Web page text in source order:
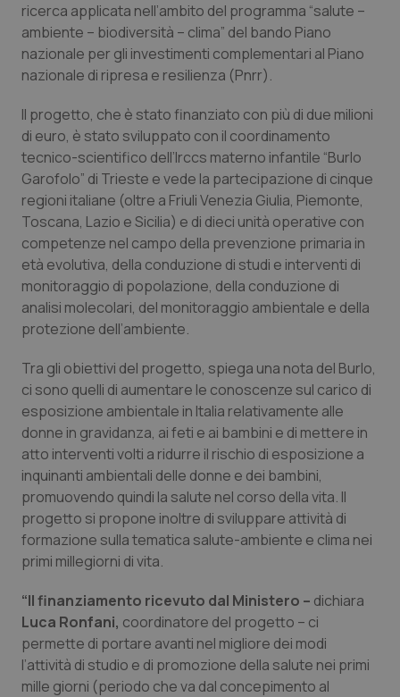
Emilia-Romagna
Friuli Venezia Giulia
Lazio
Liguria
Lombardia
Marche
Molise
Provincia Autonoma di Bolzano
Provincia Autonoma di Trento
Puglia
Sardegna
Toscana
Umbria
Colesterolo & coronaropatie
Dermatite Atopica
Diabete & glucometri
Disturbi dell’umore
Dolore
Donna & Salute
Epatiti
Infezioni & Febbre
Ipertensione & Scompenso
Malattie rare
Malattia di Crohn & Rettocolite Ulcerosa
Obesità
Oftalmologia
ricerca applicata nell’ambito del programma “salute –
ambiente – biodiversità – clima” del bando Piano
nazionale per gli investimenti complementari al Piano
nazionale di ripresa e resilienza (Pnrr).
Il progetto, che è stato finanziato con più di due milioni
di euro, è stato sviluppato con il coordinamento
tecnico-scientifico dell’Irccs materno infantile “Burlo
Garofolo” di Trieste e vede la partecipazione di cinque
regioni italiane (oltre a Friuli Venezia Giulia, Piemonte,
Toscana, Lazio e Sicilia) e di dieci unità operative con
competenze nel campo della prevenzione primaria in
età evolutiva, della conduzione di studi e interventi di
monitoraggio di popolazione, della conduzione di
analisi molecolari, del monitoraggio ambientale e della
protezione dell’ambiente.
Tra gli obiettivi del progetto, spiega una nota del Burlo,
ci sono quelli di aumentare le conoscenze sul carico di
esposizione ambientale in Italia relativamente alle
donne in gravidanza, ai feti e ai bambini e di mettere in
atto interventi volti a ridurre il rischio di esposizione a
inquinanti ambientali delle donne e dei bambini,
promuovendo quindi la salute nel corso della vita. Il
progetto si propone inoltre di sviluppare attività di
formazione sulla tematica salute-ambiente e clima nei
primi millegiorni di vita.
“Il finanziamento ricevuto dal Ministero – dichiara
Luca Ronfani, coordinatore del progetto – ci
permette di portare avanti nel migliore dei modi
l’attività di studio e di promozione della salute nei primi
mille giorni (periodo che va dal concepimento al